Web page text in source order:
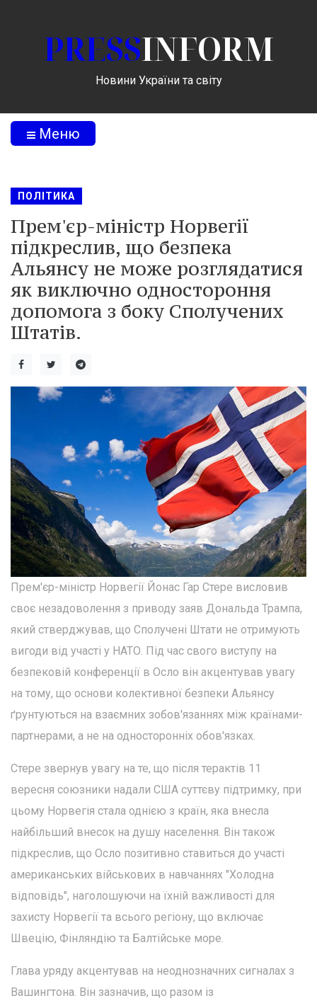
PRESSINFORM
Новини України та світу
Меню
ПОЛІТИКА
Прем'єр-міністр Норвегії
підкреслив, що безпека
Альянсу не може розглядатися
як виключно одностороння
допомога з боку Сполучених
Штатів.
Прем'єр-міністр Норвегії Йонас Гар Стере висловив
своє незадоволення з приводу заяв Дональда Трампа,
який стверджував, що Сполучені Штати не отримують
вигоди від участі у НАТО. Під час свого виступу на
безпековій конференції в Осло він акцентував увагу
на тому, що основи колективної безпеки Альянсу
ґрунтуються на взаємних зобов'язаннях між країнами-
партнерами, а не на односторонніх обов'язках.
Стере звернув увагу на те, що після терактів 11
вересня союзники надали США суттєву підтримку, при
цьому Норвегія стала однією з країн, яка внесла
найбільший внесок на душу населення. Він також
підкреслив, що Осло позитивно ставиться до участі
американських військових в навчаннях "Холодна
відповідь", наголошуючи на їхній важливості для
захисту Норвегії та всього регіону, що включає
Швецію, Фінляндію та Балтійське море.
Глава уряду акцентував на неоднозначних сигналах з
Вашингтона. Він зазначив, що разом із